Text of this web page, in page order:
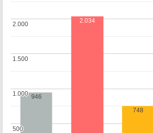
500
500
1.000
1.000
1.500
1.500
2.000
2.000
946
2.034
748